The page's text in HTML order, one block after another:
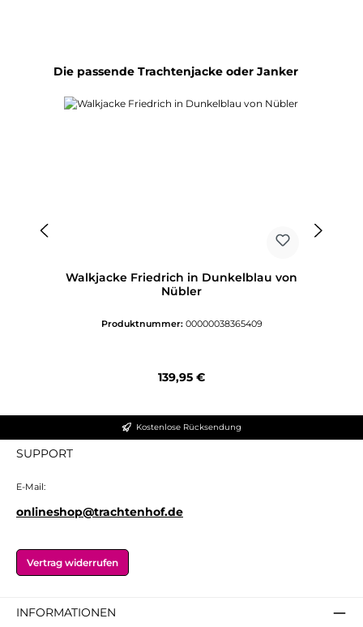
Produktgalerie überspringen
Die passende Trachtenjacke oder Janker
Walkjacke Friedrich in Dunkelblau von
Nübler
Produktnummer: 00000038365409
Regulärer Preis:
139,95 €
Kostenlose Rücksendung
SUPPORT
E-Mail:
onlineshop@trachtenhof.de
Vertrag widerrufen
INFORMATIONEN